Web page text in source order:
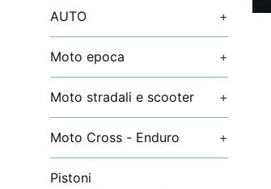
AUTO +
Moto epoca +
Moto stradali e scooter +
Moto Cross - Enduro +
Pistoni